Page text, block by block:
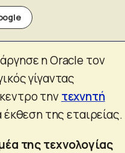
η Oracle τον
γίγαντας
την τεχνητή
της εταιρείας.
της τεχνολογίας